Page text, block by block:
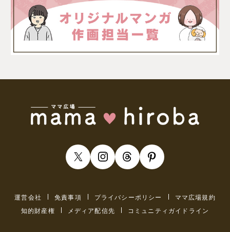
運営会社 免責事項 プライバシーポリシー
ママ広場規約
知的財産権
メディア配信先 コミュニティガイドライン